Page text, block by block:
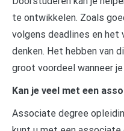
te ontwikkelen. Zoals
volgens deadlines en
denken. Het hebben van
groot voordeel wanneer
Kan je veel met een
Associate degree